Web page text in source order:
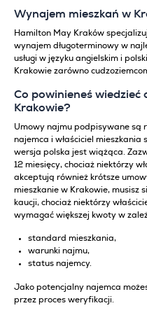
Wynajem mieszkań w
Hamilton May Kraków
wynajem długoterminowy w
usługi w języku angielskim i
Krakowie zarówno
Co powinieneś wiedzieć
Krakowie?
Umowy najmu podpisywane są
najemca i właściciel mieszkania
wersja polska jest wiążąca.
12 miesięcy, chociaż niektórzy
akceptują również krótsze
mieszkanie w Krakowie, musisz
kaucji, chociaż niektórzy
wymagać większej kwoty w
standard mieszkania,
warunki najmu,
status najemcy.
Jako potencjalny najemca
przez proces weryfikacji.